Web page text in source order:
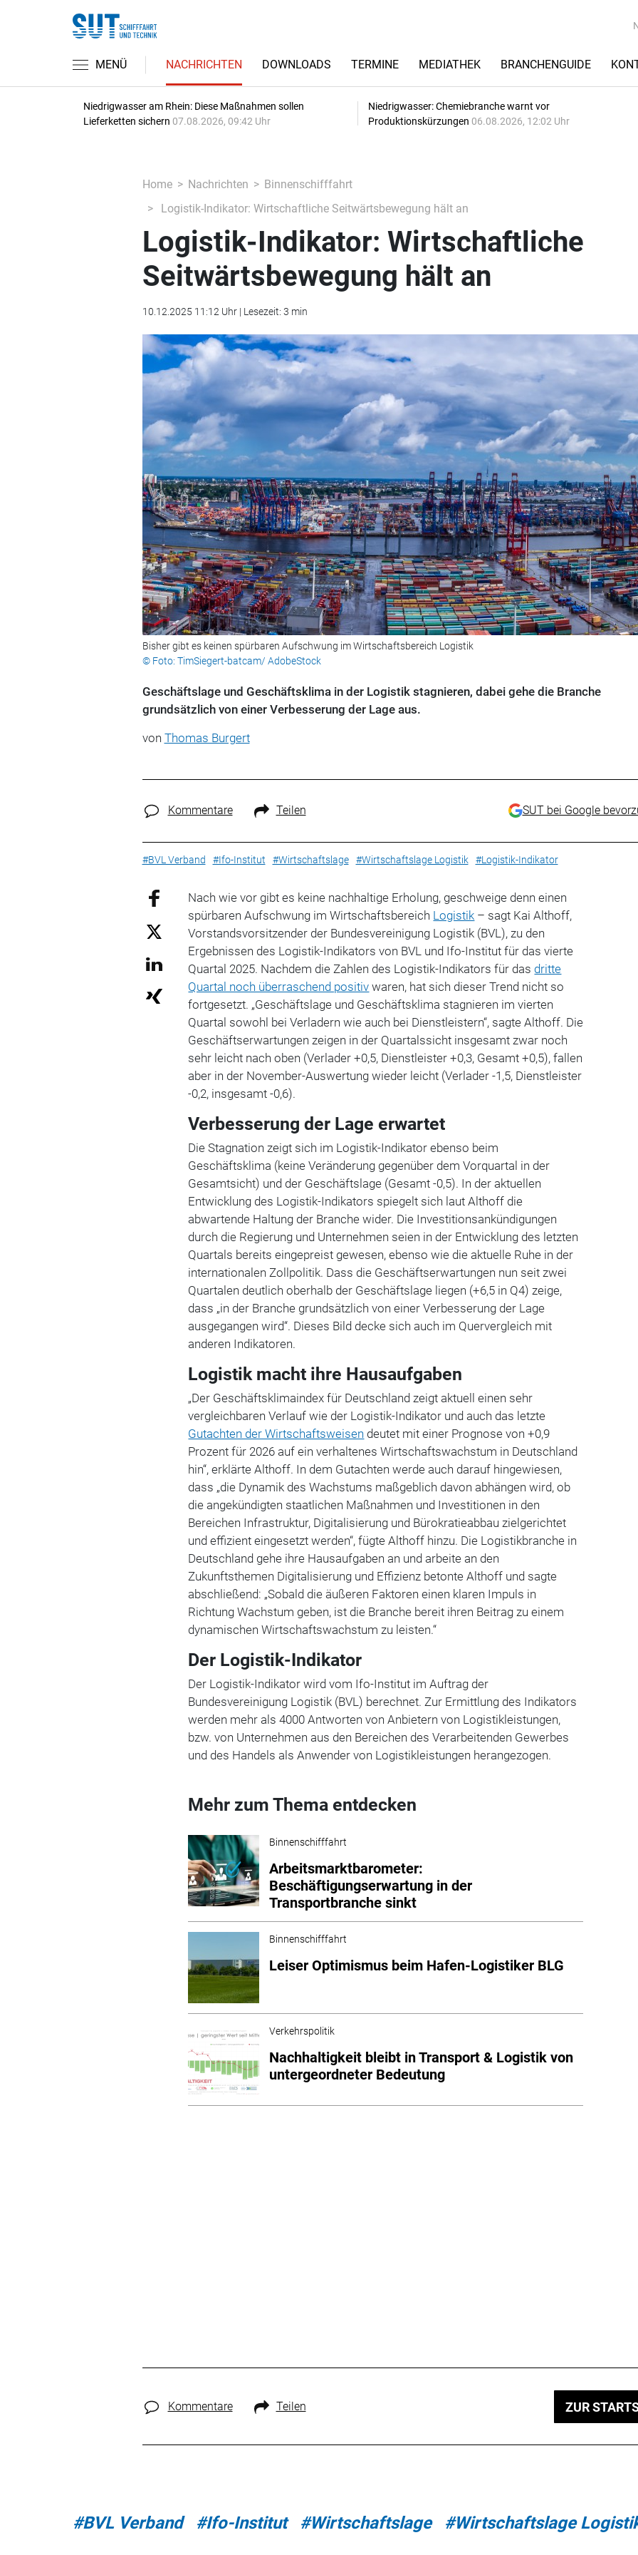
MENÜ NACHRICHTEN DOWNLOADS TERMINE MEDIATHEK BRANCHENGUIDE
Niedrigwasser am Rhein: Diese Maßnahmen sollen
Lieferketten sichern 07.08.2026, 09:42 Uhr
Niedrigwasser: Chemiebranche warnt vor
Produktionskürzungen 06.08.2026, 12:02 Uhr
Home Nachrichten
Binnenschifffahrt
Logistik-Indikator: Wirtschaftliche Seitwärtsbewegung hält an
Logistik-Indikator: Wirtschaftliche
Seitwärtsbewegung hält an
10.12.2025 11:12 Uhr | Lesezeit: 3 min
Bisher gibt es keinen spürbaren Aufschwung im Wirtschaftsbereich Logistik
© Foto: TimSiegert-batcam/ AdobeStock
Geschäftslage und Geschäftsklima in der Logistik stagnieren, dabei gehe die Branche
grundsätzlich von einer Verbesserung der Lage aus.
von Thomas Burgert
Kommentare Teilen SUT bei Google
#BVL Verband #Ifo-Institut #Wirtschaftslage #Wirtschaftslage Logistik #Logistik-Indikator
Nach wie vor gibt es keine nachhaltige Erholung, geschweige denn einen
spürbaren Aufschwung im Wirtschaftsbereich Logistik – sagt Kai Althoff,
Vorstandsvorsitzender der Bundesvereinigung Logistik (BVL), zu den
Ergebnissen des Logistik-Indikators von BVL und Ifo-Institut für das vierte
Quartal 2025. Nachdem die Zahlen des Logistik-Indikators für das dritte
Quartal noch überraschend positiv waren, hat sich dieser Trend nicht so
fortgesetzt. „Geschäftslage und Geschäftsklima stagnieren im vierten
Quartal sowohl bei Verladern wie auch bei Dienstleistern“, sagte Althoff. Die
Geschäftserwartungen zeigen in der Quartalssicht insgesamt zwar noch
sehr leicht nach oben (Verlader +0,5, Dienstleister +0,3, Gesamt +0,5), fallen
aber in der November-Auswertung wieder leicht (Verlader -1,5, Dienstleister
-0,2, insgesamt -0,6).
Verbesserung der Lage erwartet
Die Stagnation zeigt sich im Logistik-Indikator ebenso beim
Geschäftsklima (keine Veränderung gegenüber dem Vorquartal in der
Gesamtsicht) und der Geschäftslage (Gesamt -0,5). In der aktuellen
Entwicklung des Logistik-Indikators spiegelt sich laut Althoff die
abwartende Haltung der Branche wider. Die Investitionsankündigungen
durch die Regierung und Unternehmen seien in der Entwicklung des letzten
Quartals bereits eingepreist gewesen, ebenso wie die aktuelle Ruhe in der
internationalen Zollpolitik. Dass die Geschäftserwartungen nun seit zwei
Quartalen deutlich oberhalb der Geschäftslage liegen (+6,5 in Q4) zeige,
dass „in der Branche grundsätzlich von einer Verbesserung der Lage
ausgegangen wird“. Dieses Bild decke sich auch im Quervergleich mit
anderen Indikatoren.
Logistik macht ihre Hausaufgaben
„Der Geschäftsklimaindex für Deutschland zeigt aktuell einen sehr
vergleichbaren Verlauf wie der Logistik-Indikator und auch das letzte
Gutachten der Wirtschaftsweisen deutet mit einer Prognose von +0,9
Prozent für 2026 auf ein verhaltenes Wirtschaftswachstum in Deutschland
hin“, erklärte Althoff. In dem Gutachten werde auch darauf hingewiesen,
dass „die Dynamik des Wachstums maßgeblich davon abhängen wird, ob
die angekündigten staatlichen Maßnahmen und Investitionen in den
Bereichen Infrastruktur, Digitalisierung und Bürokratieabbau zielgerichtet
und effizient eingesetzt werden“, fügte Althoff hinzu. Die Logistikbranche in
Deutschland gehe ihre Hausaufgaben an und arbeite an den
Zukunftsthemen Digitalisierung und Effizienz betonte Althoff und sagte
abschließend: „Sobald die äußeren Faktoren einen klaren Impuls in
Richtung Wachstum geben, ist die Branche bereit ihren Beitrag zu einem
dynamischen Wirtschaftswachstum zu leisten.“
Der Logistik-Indikator
Der Logistik-Indikator wird vom Ifo-Institut im Auftrag der
Bundesvereinigung Logistik (BVL) berechnet. Zur Ermittlung des Indikators
werden mehr als 4000 Antworten von Anbietern von Logistikleistungen,
bzw. von Unternehmen aus den Bereichen des Verarbeitenden Gewerbes
und des Handels als Anwender von Logistikleistungen herangezogen.
Mehr zum Thema entdecken
Binnenschifffahrt
Arbeitsmarktbarometer:
Beschäftigungserwartung in der
Transportbranche sinkt
Binnenschifffahrt
Leiser Optimismus beim Hafen-Logistiker BLG
Verkehrspolitik
Nachhaltigkeit bleibt in Transport & Logistik von
untergeordneter Bedeutung
Kommentare Teilen ZUR
#BVL Verband #Ifo-Institut #Wirtschaftslage #Wirtschaftslage